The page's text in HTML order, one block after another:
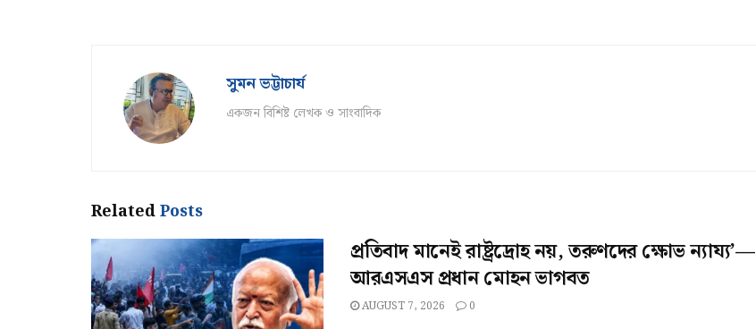
সুমন ভট্টাচার্য
একজন বিশিষ্ট লেখক ও সাংবাদিক
RelatedPosts
প্রতিবাদ মানেই রাষ্ট্রদ্রোহ নয়, তরুণদের ক্ষোভ ন্যায্য’—
আরএসএস প্রধান মোহন ভাগবত
AUGUST 7, 2026 0